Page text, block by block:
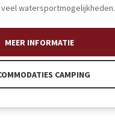
watersportmogelijkheden.
MEER INFORMATIE
CAMPING